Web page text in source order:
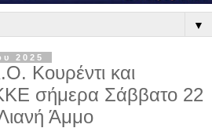
▼
2025
Κουρέντι και
σήμερα Σάββατο 22
Άμμο